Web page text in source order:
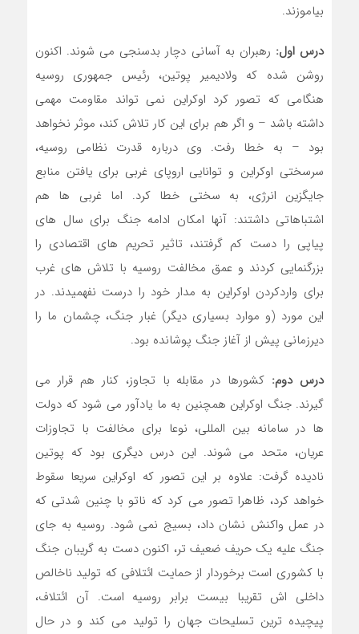
بیاموزند.
درس اول: رهبران به آسانی دچار بدسنجی می شوند. اکنون
روشن شده که ولادیمیر پوتین، رئیس جمهوری روسیه
هنگامی که تصور کرد اوکراین نمی تواند مقاومت مهمی
داشته باشد – و اگر هم برای این کار تلاش کند، موثر نخواهد
بود – به خطا رفت. وی درباره قدرت نظامی روسیه،
سرسختی اوکراین و توانایی اروپای غربی برای یافتن منابع
جایگزین انرژی، به سختی خطا کرد. اما غربی ها هم
اشتباهاتی داشتند: آنها امکان ادامه جنگ برای سال های
پیاپی را دست کم گرفتند، تاثیر تحریم های اقتصادی را
بزرگنمایی کردند و عمق مخالفت روسیه با تلاش های غرب
برای واردکردن اوکراین به مدار خود را درست نفهمیدند. در
این مورد (و موارد بسیاری دیگر) غبار جنگ، چشمان ما را
دیرزمانی پیش از آغاز جنگ پوشانده بود.
درس دوم: کشورها در مقابله با تجاوز، کنار هم قرار می
گیرند. جنگ اوکراین همچنین به ما یادآور می شود که دولت
ها در سامانه بین المللی، نوعا برای مخالفت با تجاوزات
عریان، متحد می شوند. این درس دیگری بود که پوتین
نادیده گرفت: علاوه بر این تصور که اوکراین سریعا سقوط
خواهد کرد، ظاهرا تصور می کرد که ناتو با چنین شدتی که
در عمل واکنش نشان داد، بسیج نمی شود. روسیه به جای
جنگ علیه یک حریف ضعیف تر، اکنون دست به گریبان جنگ
با کشوری است برخوردار از حمایت ائتلافی که تولید ناخالص
داخلی اش تقریبا بیست برابر روسیه است. آن ائتلاف،
پیچیده ترین تسلیحات جهان را تولید می کند و در حال